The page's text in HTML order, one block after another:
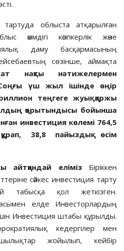
облыста атқарылған
кәсіпкерлік және
даму басқармасының
сөзінше, аймақта
нақты нәтижелермен
үш жыл ішінде өңір
теңгеге жуық қаржы
қорытындысы бойынша
инвестиция көлемі 764,5
38,8 пайыздық өсім
айтқандай еліміз Біріккен
сәйкес инвестиция тарту
табысқа қол жеткізген.
елде Инвесторлардың
Инвестиция штабы құрылды.
кедергілер мен
жойылып, кейбір